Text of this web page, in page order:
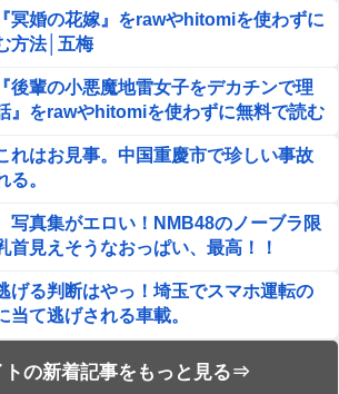
主張が通らないの？
ニートのジッジ（金持ち）」にやたら
ｗｗｗ
イドインアビス 』、陥没乳首のエ□キ
登場するPVが公開される
ケ斉藤さんを貶めた女は気色悪いとか
るとか口だけは素直なんだな！週刊
だろ」
正会計の疑いで前知事に聞き取り調査
ん主演の「踊る」スピンオフ作品、結
ん、背中と横乳を大胆露出して公の場
冥婚の花嫁』をrawやhitomiを使わずに
方法│五梅
後輩の小悪魔地雷女子をデカチンで理
』をrawやhitomiを使わずに無料で読む
れはお見事。中国重慶市で珍しい事故
る。
写真集がエロい！NMB48のノーブラ限
首見えそうなおっぱい、最高！！
げる判断はやっ！埼玉でスマホ運転の
当て逃げされる車載。
みな実さん、背中と横乳を大胆露出し
出てしまうｗｗｗｗｗｗ
トの新着記事をもっと見る⇒